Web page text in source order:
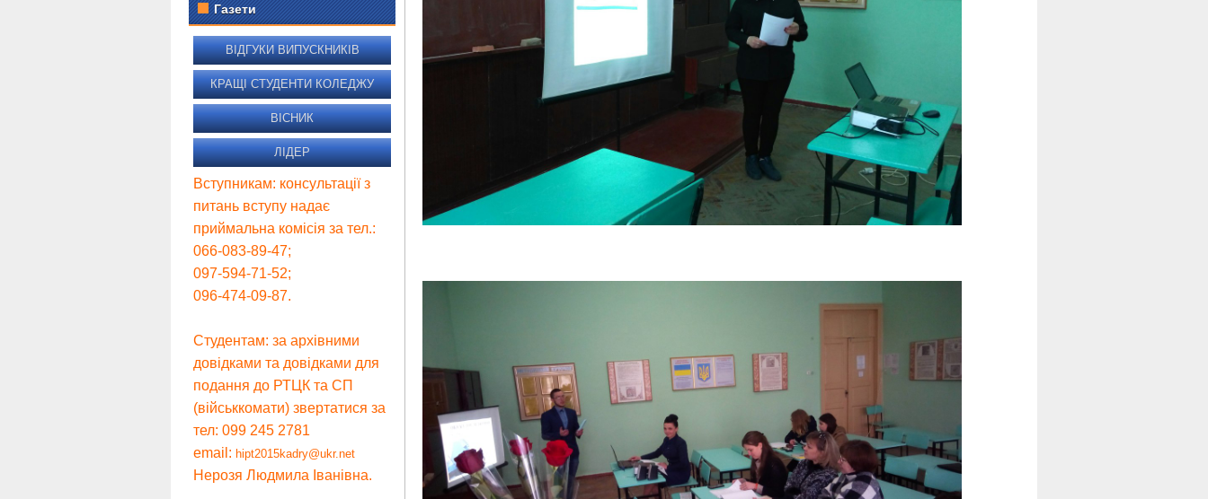
Газети
ВІДГУКИ ВИПУСКНИКІВ
КРАЩІ СТУДЕНТИ КОЛЕДЖУ
ВІСНИК
ЛІДЕР
Вступникам: консультації з
питань вступу надає
приймальна комісія за тел.:
066-083-89-47;
097-594-71-52;
096-474-09-87.
Студентам: за архівними
довідками та довідками для
подання до РТЦК та СП
(військкомати) звертатися за
тел: 099 245 2781
email: hipt2015kadry@ukr.net
Нерозя Людмила Іванівна.